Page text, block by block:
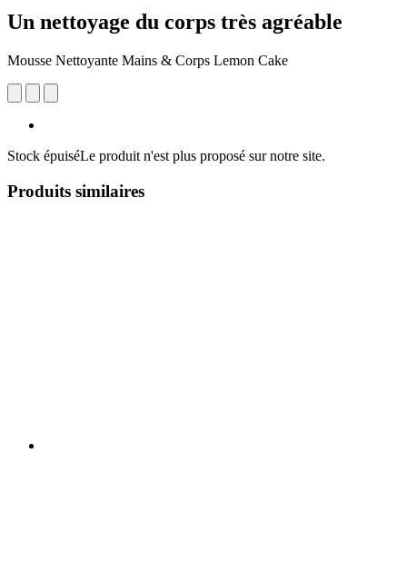
Un nettoyage du corps très agréable
Mousse Nettoyante Mains & Corps Lemon Cake
Stock épuiséLe produit n'est plus proposé sur notre site.
Produits similaires